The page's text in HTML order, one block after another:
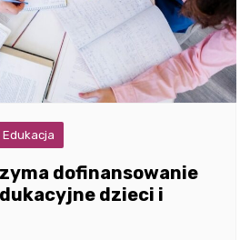
Edukacja
dofinansowanie
dzieci i